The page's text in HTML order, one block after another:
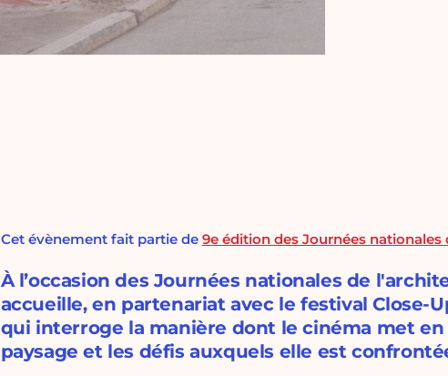
Cet évènement fait partie de 9e édition des Journées
À l’occasion des Journées nationales de
accueille, en partenariat avec le festival Close-
qui interroge la manière dont le cinéma met en
paysage et les défis auxquels elle est